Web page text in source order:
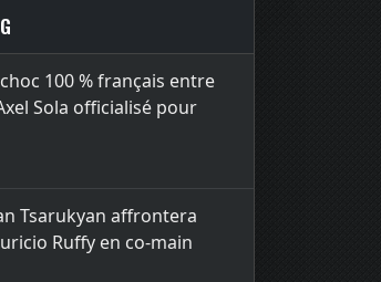
100 % français entre
Sola officialisé pour
Tsarukyan affrontera
Ruffy en co-main